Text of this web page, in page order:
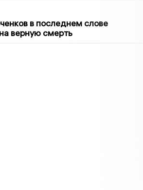
в последнем слове
верную смерть